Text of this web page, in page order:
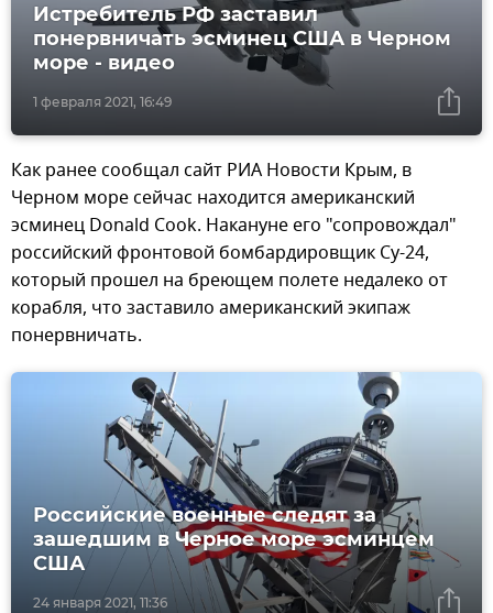
1 февраля 2021, 16:49
Истребитель РФ заставил
понервничать эсминец США в Черном
море - видео
Как ранее сообщал сайт РИА Новости Крым, в
Черном море сейчас находится американский
эсминец Donald Cook. Накануне его "сопровождал"
российский фронтовой бомбардировщик Су-24,
который прошел на бреющем полете недалеко от
корабля, что заставило американский экипаж
понервничать.
24 января 2021, 11:36
Российские военные следят за
зашедшим в Черное море эсминцем
США